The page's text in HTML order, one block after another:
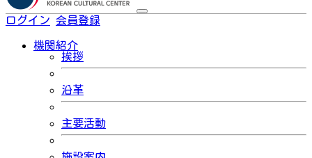
ログイン 会員登録
機関紹介
挨拶
沿革
主要活動